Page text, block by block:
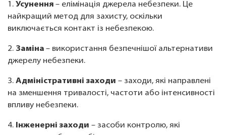
1. Усунення – елімінація джерела небезпеки. Це
найкращий метод для захисту, оскільки
виключається контакт із небезпекою.
2. Заміна – використання безпечнішої альтернативи
джерелу небезпеки.
3. Адміністративні заходи – заходи, які направлені
на зменшення тривалості, частоти або інтенсивності
впливу небезпеки.
4. Інженерні заходи – засоби контролю, які